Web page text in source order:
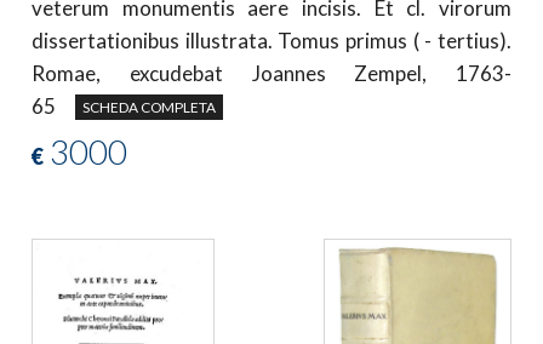
veterum monumentis aere incisis. Et cl. virorum
dissertationibus illustrata. Tomus primus ( - tertius).
Romae, excudebat Joannes Zempel, 1763-
65
SCHEDA COMPLETA
€ 3000